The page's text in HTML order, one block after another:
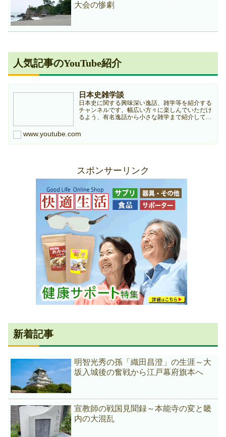
大会の惨劇
人気記事のYouTube紹介
日本史雑学談
日本史に関する興味深い逸話、雑学等を紹介する
チャンネルです。幅広い方々に楽しんでいただけ
るよう、有名逸話から小さな雑学まで紹介してい
ンネルは個人ブログ『日本史雑学庵』の記事を元
に作成していますので...
www.youtube.com
スポンサーリンク
新着記事
明智光秀の孫「織田昌澄」の生涯～大
坂入城後の奮戦から江戸幕府旗本へ
宣教師の戦国見聞録～本能寺の変と畿
内の大混乱